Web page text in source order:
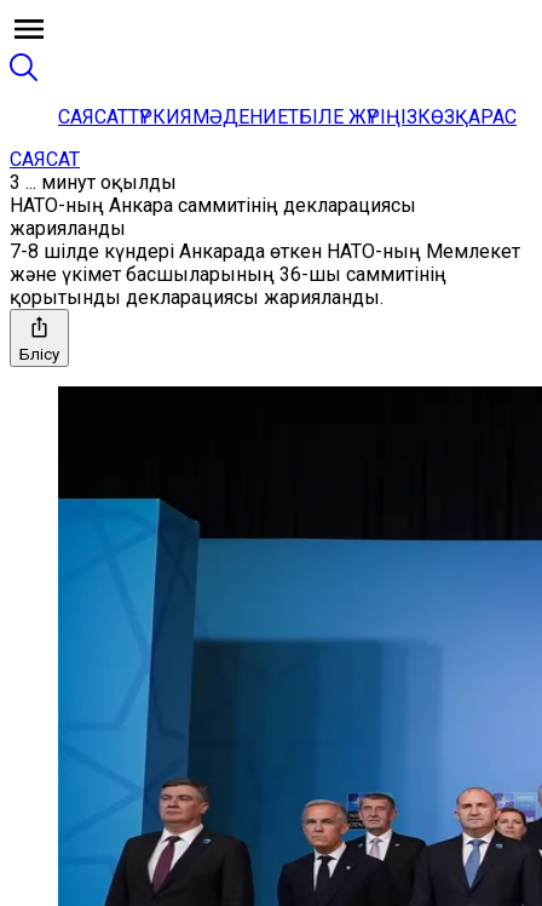
САЯСАТТҮРКИЯМӘДЕНИЕТБІЛЕ ЖҮРІҢІЗКӨЗҚАРАС
САЯСАТ
3 ... минут оқылды
НАТО-ның Анкара саммитінің декларациясы
жарияланды
7-8 шілде күндері Анкарада өткен НАТО-ның Мемлекет
және үкімет басшыларының 36-шы саммитінің
қорытынды декларациясы жарияланды.
Бөлісу